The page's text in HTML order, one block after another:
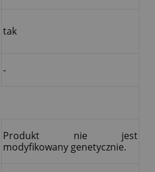
tak
-
Produkt nie jest
modyfikowany genetycznie.